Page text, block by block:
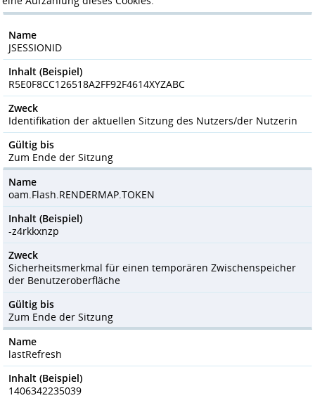
Name
JSESSIONID
Inhalt (Beispiel)
R5E0F8CC126518A2FF92F4614XYZABC
Zweck
Identifikation der aktuellen Sitzung des Nutzers/der Nutzerin
Gültig bis
Zum Ende der Sitzung
Name
oam.Flash.RENDERMAP.TOKEN
Inhalt (Beispiel)
-z4rkkxnzp
Zweck
Sicherheitsmerkmal für einen temporären Zwischenspeicher
der Benutzeroberfläche
Gültig bis
Zum Ende der Sitzung
Name
lastRefresh
Inhalt (Beispiel)
1406342235039